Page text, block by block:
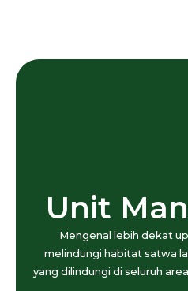
Unit
Mengenal lebih dekat
melindungi habitat satwa
yang dilindungi di seluruh